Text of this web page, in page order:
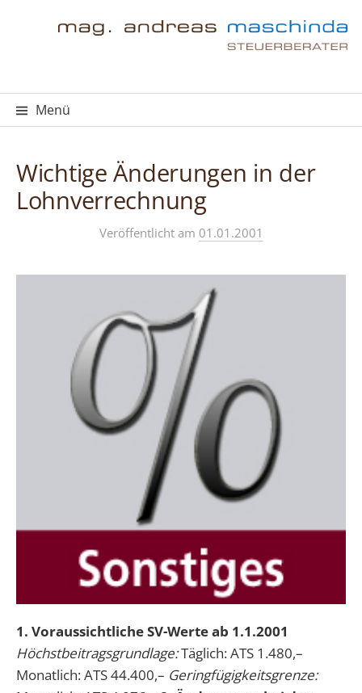
Menü
Wichtige Änderungen in der
Lohnverrechnung
Veröffentlicht am 01.01.2001
1. Voraussichtliche SV-Werte ab 1.1.2001
Höchstbeitragsgrundlage:Täglich: ATS 1.480,–
Monatlich: ATS 44.400,– Geringfügigkeitsgrenze: